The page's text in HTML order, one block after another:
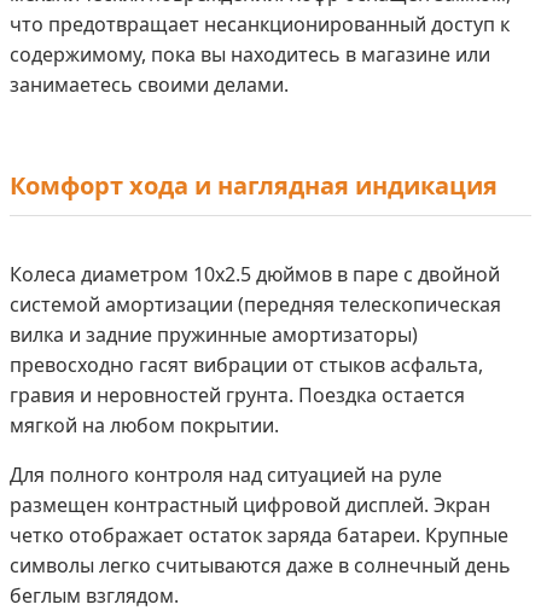
что предотвращает несанкционированный доступ к
содержимому, пока вы находитесь в магазине или
занимаетесь своими делами.
Комфорт хода и наглядная индикация
Колеса диаметром 10x2.5 дюймов в паре с двойной
системой амортизации (передняя телескопическая
вилка и задние пружинные амортизаторы)
превосходно гасят вибрации от стыков асфальта,
гравия и неровностей грунта. Поездка остается
мягкой на любом покрытии.
Для полного контроля над ситуацией на руле
размещен контрастный цифровой дисплей. Экран
четко отображает остаток заряда батареи. Крупные
символы легко считываются даже в солнечный день
беглым взглядом.